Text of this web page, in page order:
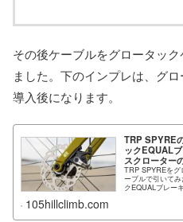
その後ケーブルをグロータッ
ました。下のインプレは、グ
導入後になります。
TRP SPYRE
ックEQUAL
スクローター
TRP SPYREをグ
ーブルで引いて
クEQUALブレー
105hillclimb.com